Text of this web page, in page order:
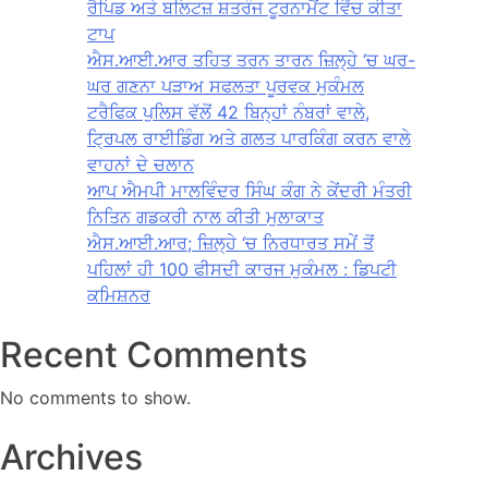
ਰੈਪਿਡ ਅਤੇ ਬਲਿਟਜ਼ ਸ਼ਤਰੰਜ ਟੂਰਨਾਮੈਂਟ ਵਿੱਚ ਕੀਤਾ
ਟਾਪ
ਐਸ.ਆਈ.ਆਰ ਤਹਿਤ ਤਰਨ ਤਾਰਨ ਜ਼ਿਲ੍ਹੇ ‘ਚ ਘਰ-
ਘਰ ਗਣਨਾ ਪੜਾਅ ਸਫਲਤਾ ਪੂਰਵਕ ਮੁਕੰਮਲ
ਟਰੈਫਿਕ ਪੁਲਿਸ ਵੱਲੋਂ 42 ਬਿਨ੍ਹਾਂ ਨੰਬਰਾਂ ਵਾਲੇ,
ਟ੍ਰਿਪਲ ਰਾਈਡਿੰਗ ਅਤੇ ਗਲਤ ਪਾਰਕਿੰਗ ਕਰਨ ਵਾਲੇ
ਵਾਹਨਾਂ ਦੇ ਚਲਾਨ
ਆਪ ਐਮਪੀ ਮਾਲਵਿੰਦਰ ਸਿੰਘ ਕੰਗ ਨੇ ਕੇਂਦਰੀ ਮੰਤਰੀ
ਨਿਤਿਨ ਗਡਕਰੀ ਨਾਲ ਕੀਤੀ ਮੁਲਾਕਾਤ
ਐਸ.ਆਈ.ਆਰ; ਜ਼ਿਲ੍ਹੇ ‘ਚ ਨਿਰਧਾਰਤ ਸਮੇਂ ਤੋਂ
ਪਹਿਲਾਂ ਹੀ 100 ਫੀਸਦੀ ਕਾਰਜ ਮੁਕੰਮਲ : ਡਿਪਟੀ
ਕਮਿਸ਼ਨਰ
Recent Comments
No comments to show.
Archives